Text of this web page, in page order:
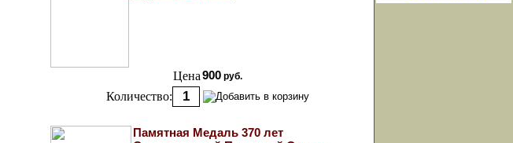
Цена900 руб.
Количество:
Памятная Медаль 370 лет